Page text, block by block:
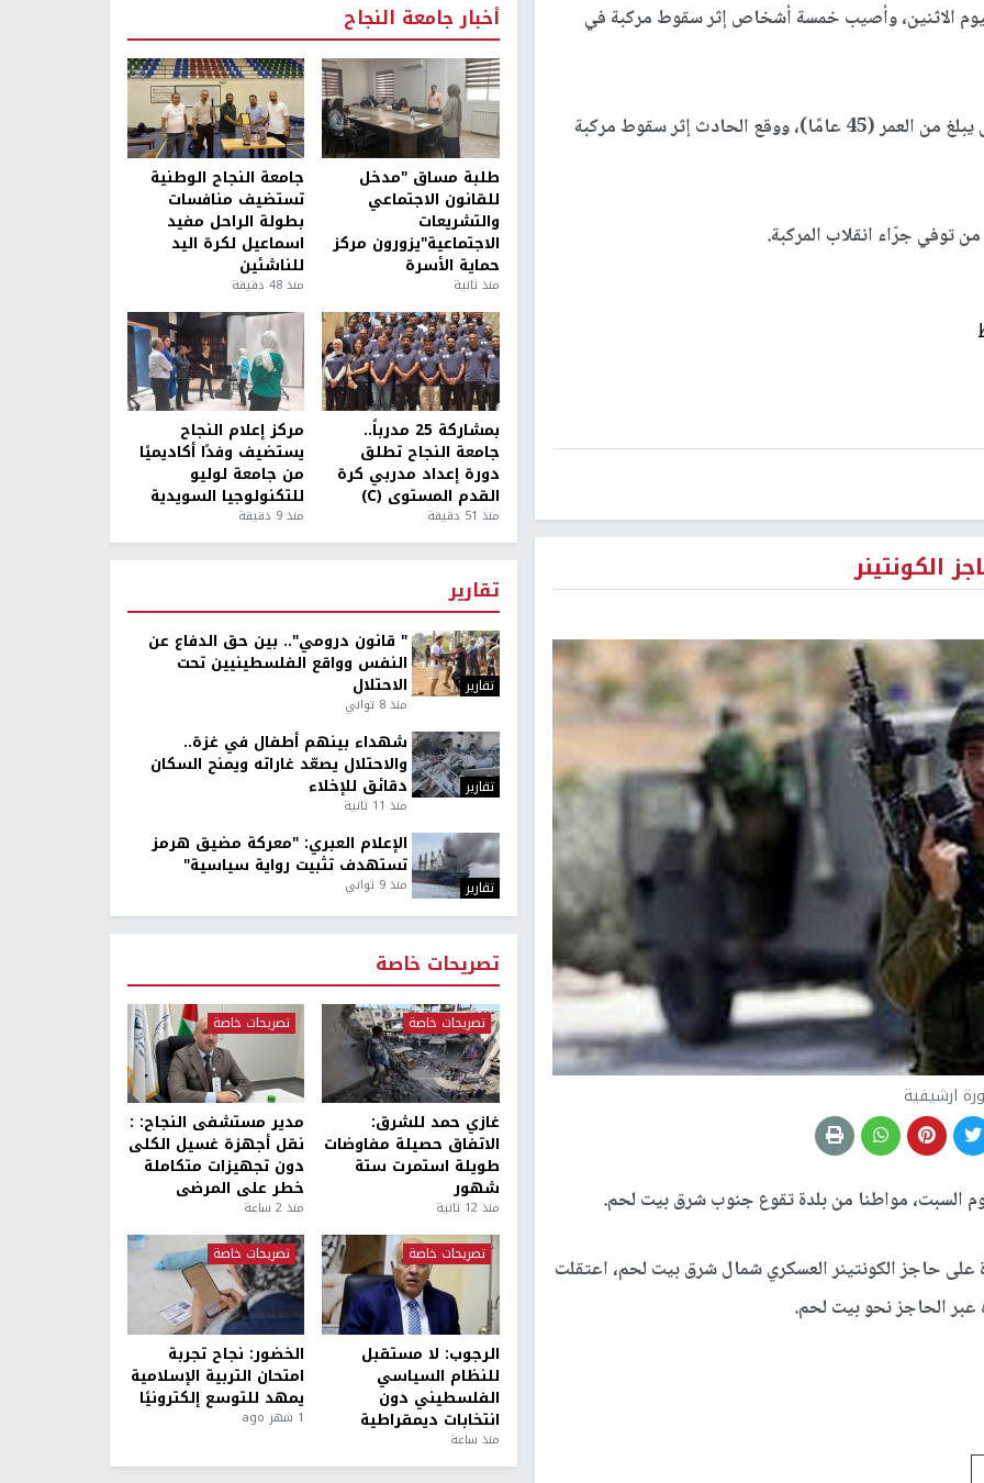
الاثنين، وأصيب خمسة أشخاص إثر سقوط مركبة في
وقالت الشرطة في بيان مقتضب إن المواطن المتوفى يبلغ من العمر (45 عامًا)، ووقع الحادث إثر سقوط مركبة
توفي جرّاء انقلاب المركبة.
الكونتينر
ارشيفية
السبت، مواطنا من بلدة تقوع جنوب شرق بيت لحم.
على حاجز الكونتينر العسكري شمال شرق بيت لحم، اعتقلت
أخبار جامعة النجاح
طلبة مساق "مدخل
للقانون الاجتماعي
والتشريعات
الاجتماعية"يزورون مركز
حماية الأسرة
منذ ثانية
جامعة النجاح الوطنية
تستضيف منافسات
بطولة الراحل مفيد
اسماعيل لكرة اليد
للناشئين
منذ 48 دقيقة
بمشاركة 25 مدرباً..
جامعة النجاح تطلق
دورة إعداد مدربي كرة
القدم المستوى (C)
منذ 51 دقيقة
مركز إعلام النجاح
يستضيف وفدًا أكاديميًا
من جامعة لوليو
للتكنولوجيا السويدية
منذ 9 دقيقة
تقارير
تقارير
" قانون درومي".. بين حق الدفاع عن
النفس وواقع الفلسطينيين تحت
الاحتلال
منذ 8 ثواني
تقارير
شهداء بينهم أطفال في غزة..
والاحتلال يصعّد غاراته ويمنح السكان
دقائق للإخلاء
منذ 11 ثانية
تقارير
الإعلام العبري: "معركة مضيق هرمز
تستهدف تثبيت رواية سياسية"
منذ 9 ثواني
تصريحات خاصة
تصريحات خاصة
غازي حمد للشرق:
الاتفاق حصيلة مفاوضات
طويلة استمرت ستة
شهور
منذ 12 ثانية
تصريحات خاصة
مدير مستشفى النجاح: :
نقل أجهزة غسيل الكلى
دون تجهيزات متكاملة
خطر على المرضى
منذ 2 ساعة
تصريحات خاصة
الرجوب: لا مستقبل
للنظام السياسي
الفلسطيني دون
انتخابات ديمقراطية
منذ ساعة
تصريحات خاصة
الخضور: نجاح تجربة
امتحان التربية الإسلامية
يمهد للتوسع إلكترونيًا
1 شهر ago